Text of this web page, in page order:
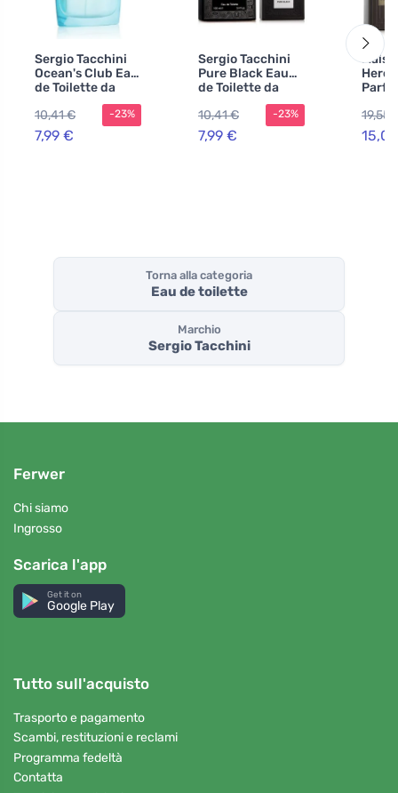
Sergio Tacchini
Ocean's Club Eau
de Toilette da
10,41 €
7,99 €
-23%
Sergio Tacchini
Pure Black Eau
de Toilette da
10,41 €
7,99 €
-23%
19,55
Torna alla categoria
Eau de toilette
Marchio
Sergio Tacchini
Ferwer
Chi siamo
Ingrosso
Scarica l'app
Get it on
Google Play
Tutto sull'acquisto
Trasporto e pagamento
Scambi, restituzioni e reclami
Programma fedeltà
Contatta